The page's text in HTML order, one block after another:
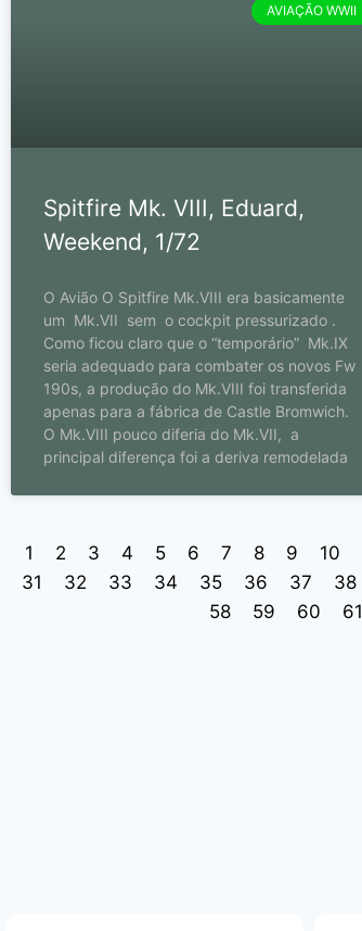
AVIAÇÃO WWII
Spitfire Mk. VIII, Eduard,
Weekend, 1/72
O Avião O Spitfire Mk.VIII era basicamente
um Mk.VII sem o cockpit pressurizado .
Como ficou claro que o “temporário” Mk.IX
seria adequado para combater os novos Fw
190s, a produção do Mk.VIII foi transferida
apenas para a fábrica de Castle Bromwich.
O Mk.VIII pouco diferia do Mk.VII, a
principal diferença foi a deriva remodelada
1 2 3 4 5 6 7 8 9 10
31
32 33 34 35 36 37 38
58
59 60 61